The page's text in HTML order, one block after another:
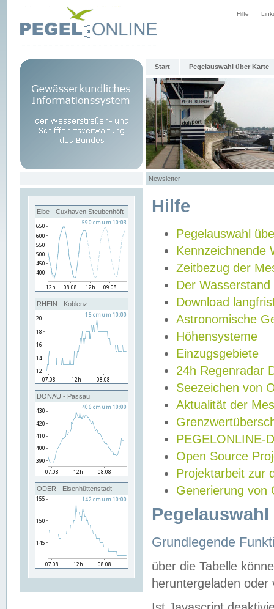
Hilfe
Start Pegelauswahl über Karte
Newsletter
Elbe - Cuxhaven Steubenhöft
RHEIN - Koblenz
DONAU - Passau
ODER - Eisenhüttenstadt
Hilfe
Pegelauswahl
Kennzeichnende
Zeitbezug der
Der Wasserstand
Download
Astronomische
Höhensysteme
Einzugsgebiete
24h Regenradar
Seezeichen von
Aktualität der
PEGELONLINE-
Open Source
Projektarbeit zur
Generierung von
Grundlegende
über die Tabelle
heruntergeladen oder